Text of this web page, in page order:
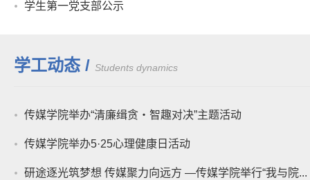
学生第一党支部公示
学工动态 / Students dynamics
传媒学院举办“清廉缉贪・智趣对决”主题活动
传媒学院举办5·25心理健康日活动
研途逐光筑梦想 传媒聚力向远方 —传媒学院举行“我与院...